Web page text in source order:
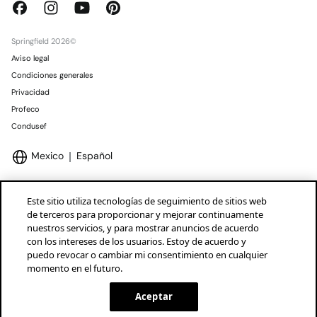
Springfield 2026©
Aviso legal
Condiciones generales
Privacidad
Profeco
Condusef
Mexico Español
Marcas Tendam
Este sitio utiliza tecnologías de seguimiento de sitios web
de terceros para proporcionar y mejorar continuamente
nuestros servicios, y para mostrar anuncios de acuerdo
con los intereses de los usuarios. Estoy de acuerdo y
puedo revocar o cambiar mi consentimiento en cualquier
momento en el futuro.
Aceptar